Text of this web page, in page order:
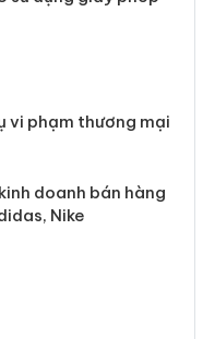
hộ kinh doanh bán